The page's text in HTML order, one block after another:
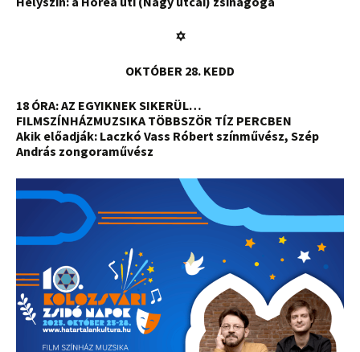
✡
OKTÓBER 28. KEDD
18 ÓRA:AZ EGYIKNEK SIKERÜL…
FILMSZÍNHÁZMUZSIKA TÖBBSZÖR TÍZ PERCBEN
Akik előadják: Laczkó Vass Róbert színművész, Szép
András zongoraművész